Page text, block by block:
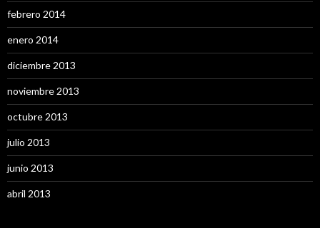
febrero 2014
enero 2014
diciembre 2013
noviembre 2013
octubre 2013
julio 2013
junio 2013
abril 2013